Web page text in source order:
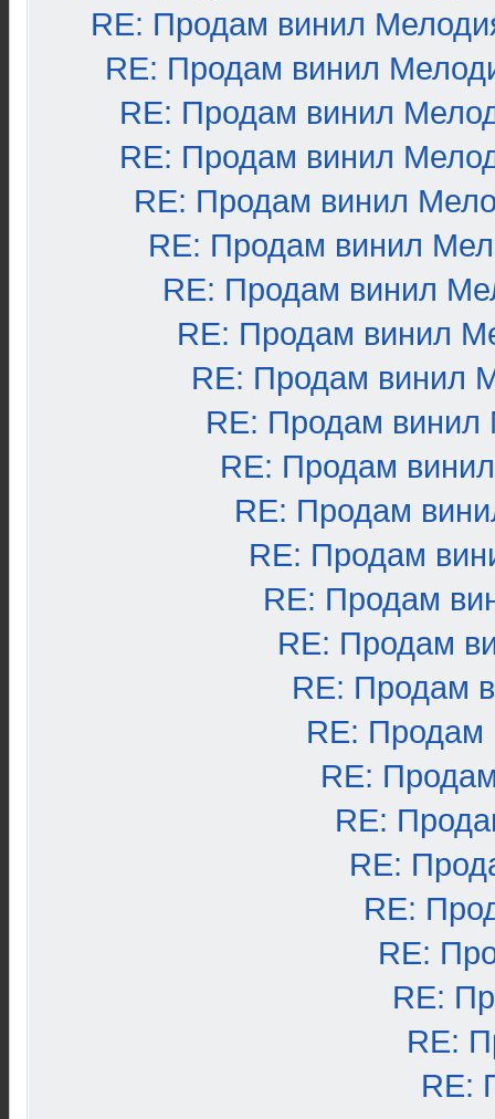
RE: Продам винил
RE: Продам винил
RE: Продам винил
RE: Продам винил
RE: Продам винил
RE: Продам винил
RE: Продам винил
RE: Продам винил
RE: Продам винил
RE: Продам винил
RE: Продам
RE: Продам
RE: Продам
RE: Продам
RE: Продам
RE: Продам
RE: Продам
RE:
RE:
RE:
RE:
RE:
RE:
RE:
RE: